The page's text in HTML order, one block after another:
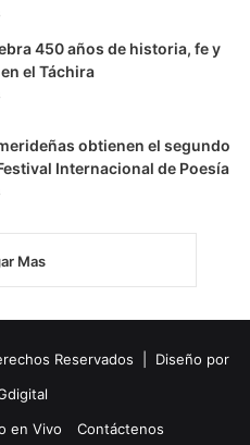
450 años de historia, fe y
el Táchira
obtienen el segundo
Internacional de Poesía
Mas
Reservados | Diseño por
en Vivo Contáctenos